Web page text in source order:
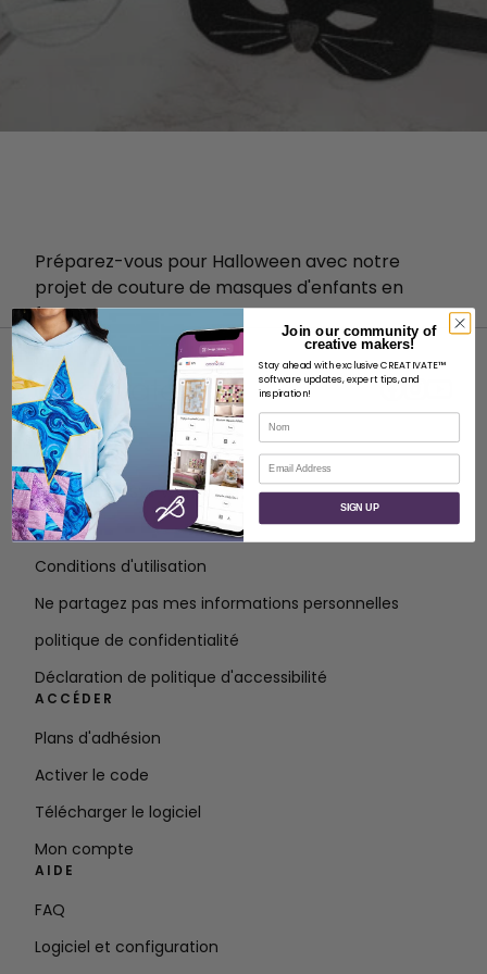
Préparez-vous pour Halloween avec notre
projet de couture de masques d'enfants en
feutre !
À PROPOS
À propos de SVP Worldwide
Contact
Conditions d'utilisation
Ne partagez pas mes informations personnelles
politique de confidentialité
Déclaration de politique d'accessibilité
ACCÉDER
Plans d'adhésion
Activer le code
Télécharger le logiciel
Mon compte
AIDE
FAQ
Logiciel et configuration
Join our community of
creative makers!
Stay ahead with exclusive CREATIVATE™
software updates, expert tips, and
inspiration!
Nom
Courriel
SIGN UP